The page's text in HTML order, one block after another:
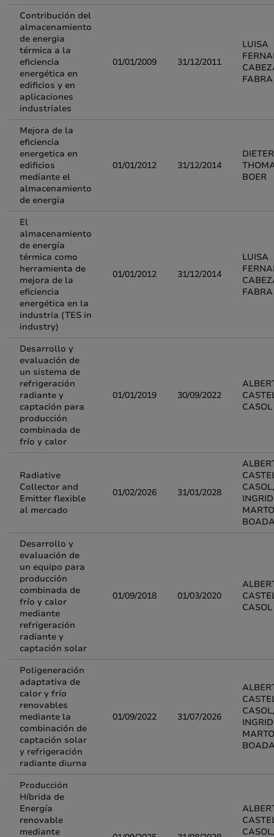
Contribución del
almacenamiento
de energia
térmica a la
eficiencia
energética en
edificios y en
aplicaciones
industriales
01/01/2009 31/12/2011
LUISA
FABRA
Mejora de la
eficiencia
energetica en
edificios
mediante el
almacenamiento
de energia
01/01/2012 31/12/2014
BOER
El
almacenamiento
de energía
térmica como
herramienta de
mejora de la
eficiencia
energética en la
industria (TES in
industry)
01/01/2012 31/12/2014
LUISA
FABRA
Desarrollo y
evaluación de
un sistema de
refrigeración
radiante y
captación para
producción
combinada de
frío y calor
01/01/2019 30/09/2022
CASOL
Radiative
Collector and
Emitter flexible
al mercado
01/02/2026 31/01/2028
CASOL,
INGRID
Desarrollo y
evaluación de
un equipo para
producción
combinada de
frío y calor
mediante
refrigeración
radiante y
captación solar
01/09/2018 01/03/2020
CASOL
Poligeneración
adaptativa de
calor y frío
renovables
mediante la
combinación de
captación solar
y refrigeración
radiante diurna
01/09/2022 31/07/2026
CASOL,
INGRID
Producción
Híbrida de
Energía
renovable
mediante
CASOL,